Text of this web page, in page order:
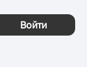
Войти